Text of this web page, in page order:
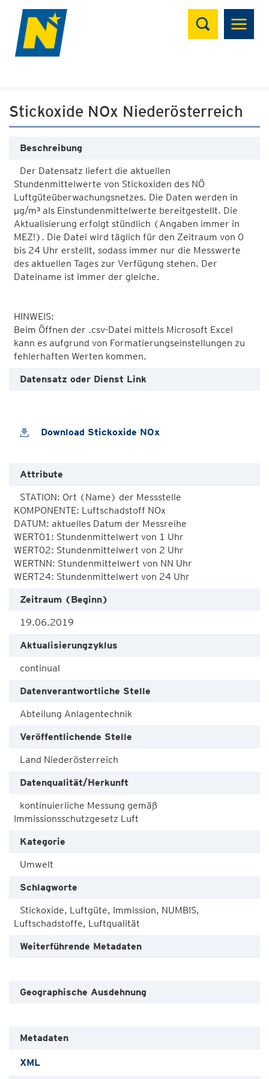
Suchen
Stickoxide NOx Niederösterreich
Beschreibung
Der Datensatz liefert die aktuellen
Stundenmittelwerte von Stickoxiden des NÖ
Luftgüteüberwachungsnetzes. Die Daten werden in
µg/m³ als Einstundenmittelwerte bereitgestellt. Die
Aktualisierung erfolgt stündlich (Angaben immer in
MEZ!). Die Datei wird täglich für den Zeitraum von 0
bis 24 Uhr erstellt, sodass immer nur die Messwerte
des aktuellen Tages zur Verfügung stehen. Der
Dateiname ist immer der gleiche.
HINWEIS:
Beim Öffnen der .csv-Datei mittels Microsoft Excel
kann es aufgrund von Formatierungseinstellungen zu
fehlerhaften Werten kommen.
Datensatz oder Dienst Link
Download Stickoxide NOx
Attribute
STATION: Ort (Name) der Messstelle
KOMPONENTE: Luftschadstoff NOx
DATUM: aktuelles Datum der Messreihe
WERT01: Stundenmittelwert von 1 Uhr
WERT02: Stundenmittelwert von 2 Uhr
WERTNN: Stundenmittelwert von NN Uhr
WERT24: Stundenmittelwert von 24 Uhr
Zeitraum (Beginn)
19.06.2019
Aktualisierungzyklus
continual
Datenverantwortliche Stelle
Abteilung Anlagentechnik
Veröffentlichende Stelle
Land Niederösterreich
Datenqualität/Herkunft
kontinuierliche Messung gemäß
Immissionsschutzgesetz Luft
Kategorie
Umwelt
Schlagworte
Stickoxide, Luftgüte, Immission, NUMBIS,
Luftschadstoffe, Luftqualität
Weiterführende Metadaten
Geographische Ausdehnung
Metadaten
XML